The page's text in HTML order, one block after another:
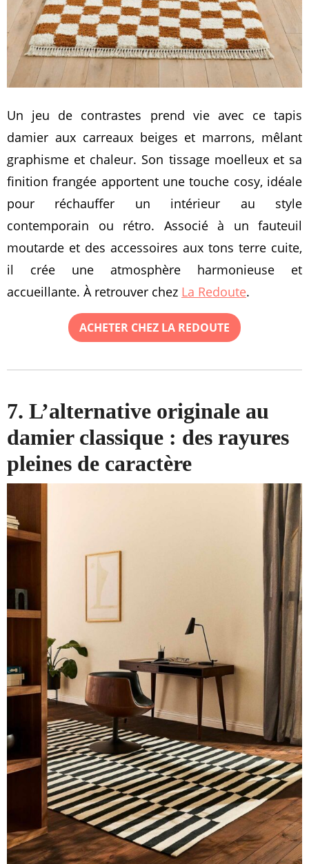
Un jeu de contrastes prend vie avec ce tapis
damier aux carreaux beiges et marrons, mêlant
graphisme et chaleur. Son tissage moelleux et sa
finition frangée apportent une touche cosy, idéale
pour réchauffer un intérieur au style
contemporain ou rétro. Associé à un fauteuil
moutarde et des accessoires aux tons terre cuite,
il crée une atmosphère harmonieuse et
accueillante. À retrouver chez La Redoute.
ACHETER CHEZ LA REDOUTE
7. L’alternative originale au
damier classique : des rayures
pleines de caractère